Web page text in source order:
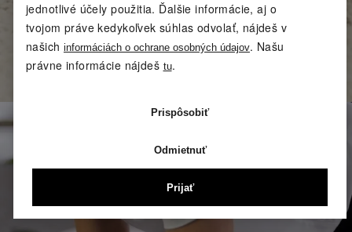
jednotlivé účely použitia. Ďalšie informácie, aj o
tvojom práve kedykoľvek súhlas odvolať, nájdeš v
našich informáciách o ochrane osobných údajov. Našu
právne informácie nájdeš tu.
Prispôsobiť
Odmietnuť
Prijať